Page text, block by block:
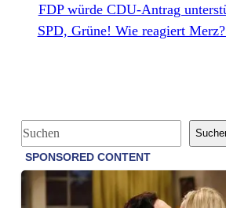
FDP würde CDU-Antrag
SPD, Grüne! Wie reagiert
S
u
e